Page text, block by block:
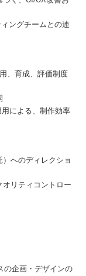
ングチームとの連
、育成、評価制度
による、制作効率
へのディレクショ
オリティコントロー
の企画・デザインの